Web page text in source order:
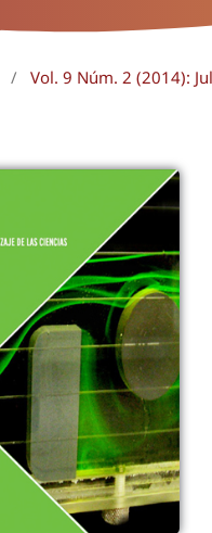
/ Vol. 9 Núm. 2 (2014):